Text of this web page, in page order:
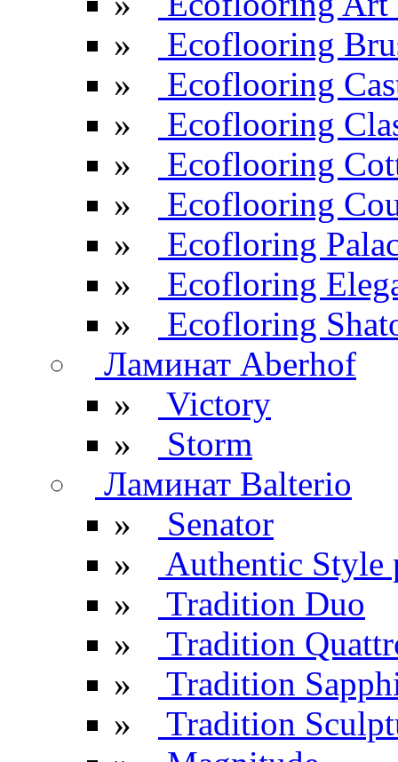
»
Ecoflooring
»
Ecoflooring
»
Ecoflooring
»
Ecoflooring
»
Ecoflooring
»
Ecofloring
»
Ecofloring
»
Ecofloring
Ламинат Aberhof
»
Victory
»
Storm
Ламинат Balterio
»
Senator
»
Authentic Style
»
Tradition Duo
»
Tradition
»
Tradition
»
Tradition